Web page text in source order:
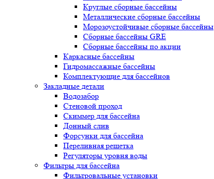
Круглые сборные бассейны
Металлические сборные бассейны
Морозоустойчивые сборные бассейны
Сборные бассейны GRE
Сборные бассейны по акции
Каркасные бассейны
Гидромассажные бассейны
Комплектующие для бассейнов
Закладные детали
Водозабор
Стеновой проход
Скиммер для бассейна
Донный слив
Форсунки для бассейна
Переливная решетка
Регуляторы уровня воды
Фильтры для бассейна
Фильтровальные установки